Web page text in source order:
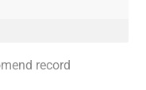
record